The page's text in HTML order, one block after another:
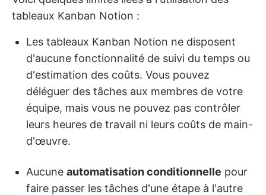
tableaux Kanban Notion :
Les tableaux Kanban Notion ne disposent
d'aucune fonctionnalité de suivi du temps ou
d'estimation des coûts. Vous pouvez
déléguer des tâches aux membres de votre
équipe, mais vous ne pouvez pas contrôler
leurs heures de travail ni leurs coûts de main-
d'œuvre.
Aucune automatisation conditionnelle pour
faire passer les tâches d'une étape à l'autre